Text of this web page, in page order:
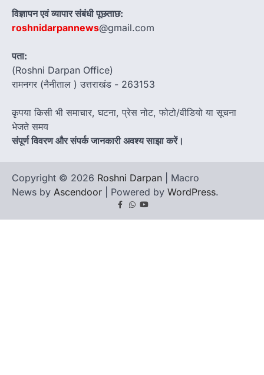
विज्ञापन एवं व्यापार संबंधी पूछताछ:
roshnidarpannews@gmail.com
पता:
(Roshni Darpan Office)
रामनगर (नैनीताल ) उत्तराखंड - 263153
कृपया किसी भी समाचार, घटना, प्रेस नोट, फोटो/वीडियो या सूचना
भेजते समय
संपूर्ण विवरण और संपर्क जानकारी अवश्य साझा करें।
Copyright © 2026 Roshni Darpan | Macro
News by Ascendoor | Powered by WordPress.
Facebook
Whatsapp
youtube